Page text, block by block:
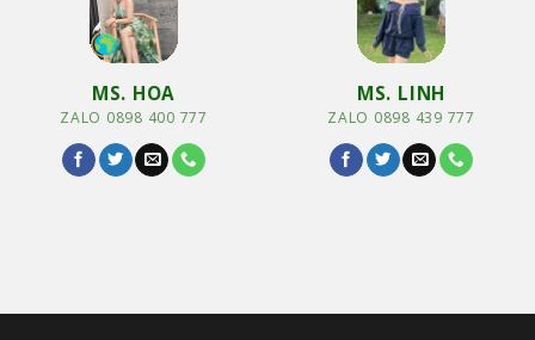
MS. HOA
ZALO 0898 400 777
MS. LINH
ZALO 0898 439 777